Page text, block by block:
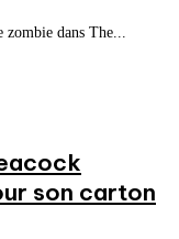
zombie dans The...
son carton